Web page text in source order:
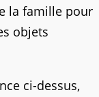
la famille pour
objets
ci-dessus,